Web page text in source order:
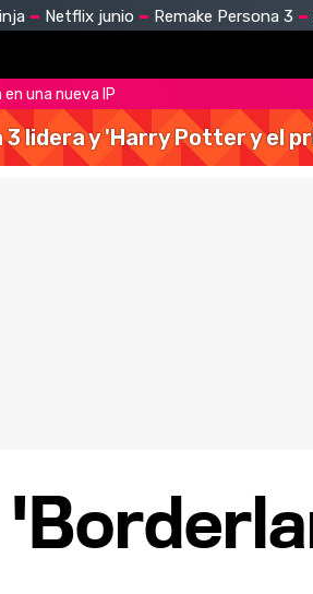
Netflix junio Remake Persona 3
una nueva IP
lidera y 'Harry Potter y el